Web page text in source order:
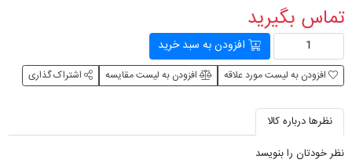
تماس بگیرید
افزودن به سبد خرید
افزودن به لیست مورد علاقه افزودن به لیست مقایسه اشتراک گذاری
نظرها درباره کالا
نظر خودتان را بنویسد